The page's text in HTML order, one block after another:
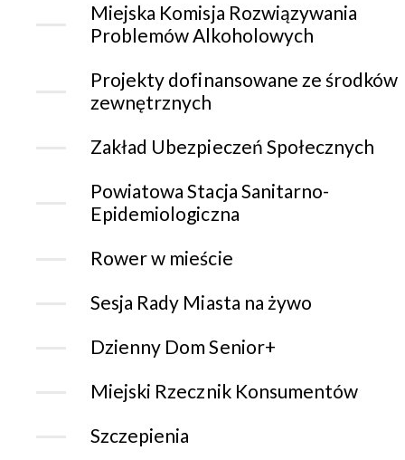
Miejska Komisja Rozwiązywania
Problemów Alkoholowych
Projekty dofinansowane ze środków
zewnętrznych
Zakład Ubezpieczeń Społecznych
Powiatowa Stacja Sanitarno-
Epidemiologiczna
Rower w mieście
Sesja Rady Miasta na żywo
Dzienny Dom Senior+
Miejski Rzecznik Konsumentów
Szczepienia